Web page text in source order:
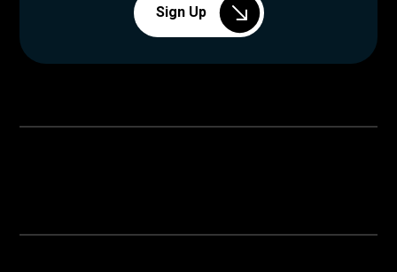
Sign Up